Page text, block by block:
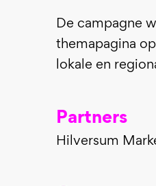
De campagne
themapagina
lokale en
Partners
Hilversum